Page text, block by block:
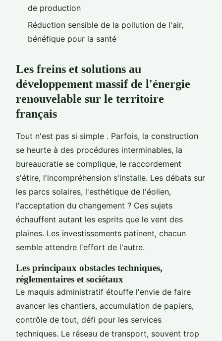
de production
Réduction sensible de la pollution de l'air,
bénéfique pour la santé
Les freins et solutions au
développement massif de l'énergie
renouvelable sur le territoire
français
Tout n'est pas si simple . Parfois, la construction
se heurte à des procédures interminables, la
bureaucratie se complique, le raccordement
s'étire, l'incompréhension s'installe. Les débats sur
les parcs solaires, l'esthétique de l'éolien,
l'acceptation du changement ? Ces sujets
échauffent autant les esprits que le vent des
plaines. Les investissements patinent, chacun
semble attendre l'effort de l'autre.
Les principaux obstacles techniques,
réglementaires et sociétaux
Le maquis administratif étouffe l'envie de faire
avancer les chantiers, accumulation de papiers,
contrôle de tout, défi pour les services
techniques. Le réseau de transport, souvent trop